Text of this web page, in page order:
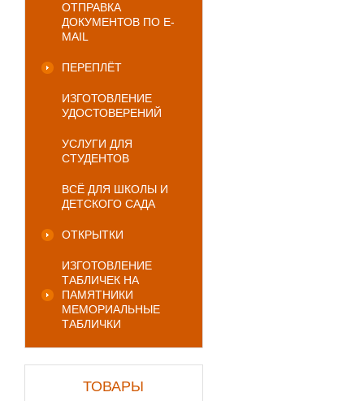
ОТПРАВКА
ДОКУМЕНТОВ ПО E-
MAIL
ПЕРЕПЛЁТ
ИЗГОТОВЛЕНИЕ
УДОСТОВЕРЕНИЙ
УСЛУГИ ДЛЯ
СТУДЕНТОВ
ВСЁ ДЛЯ ШКОЛЫ И
ДЕТСКОГО САДА
ОТКРЫТКИ
ИЗГОТОВЛЕНИЕ
ТАБЛИЧЕК НА
ПАМЯТНИКИ
МЕМОРИАЛЬНЫЕ
ТАБЛИЧКИ
ТОВАРЫ